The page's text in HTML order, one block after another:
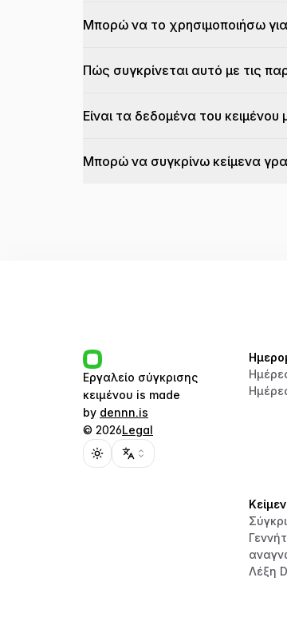
Μπορώ να το χρησιμοποιήσω
Πώς συγκρίνεται αυτό με τις
Είναι τα δεδομένα του
Μπορώ να συγκρίνω κείμενα
Εργαλείο σύγκρισης
κειμένου is made
by dennn.is
© 2026Legal
Toggle theme
Λέξη